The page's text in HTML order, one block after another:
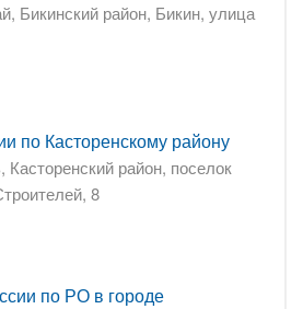
Бикинский район, Бикин, улица
по Касторенскому району
Касторенский район, поселок
8
по РО в городе